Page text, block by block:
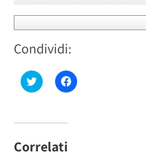
Condividi:
Fai
clic
su
(Si
apre
Fai
clic
Correlati